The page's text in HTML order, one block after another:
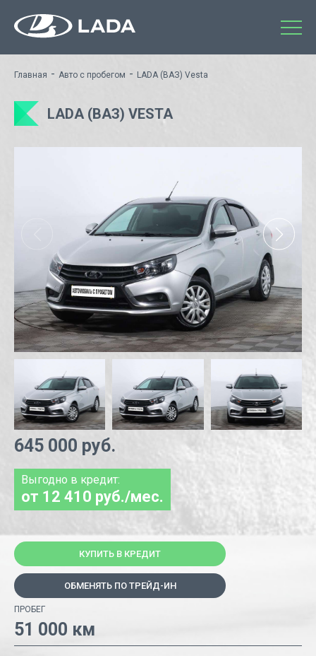
Главная - Авто с пробегом - LADA (ВАЗ) Vesta
LADA (ВАЗ) VESTA
645 000 руб.
Выгодно в кредит:
от 12 410 руб./мес.
КУПИТЬ В КРЕДИТ
ОБМЕНЯТЬ ПО ТРЕЙД-ИН
ПРОБЕГ
51 000 км